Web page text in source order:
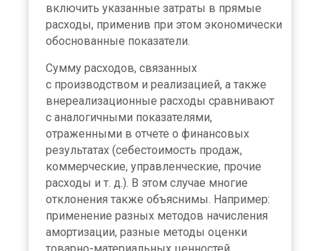
включить указанные затраты в прямые
расходы, применив при этом экономически
обоснованные показатели.
Сумму расходов, связанных
с производством и реализацией, а также
внереализационные расходы сравнивают
с аналогичными показателями,
отраженными в отчете о финансовых
результатах (себестоимость продаж,
коммерческие, управленческие, прочие
расходы и т. д.). В этом случае многие
отклонения также объяснимы. Например:
применение разных методов начисления
амортизации, разные методы оценки